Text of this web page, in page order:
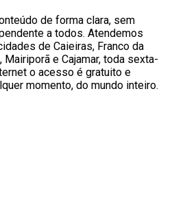
de forma clara, sem
a todos. Atendemos
de Caieiras, Franco da
Mairiporã e Cajamar, toda sexta-
o acesso é gratuito e
momento, do mundo inteiro.